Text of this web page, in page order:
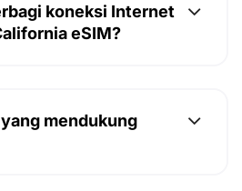
koneksi Internet
eSIM?
mendukung